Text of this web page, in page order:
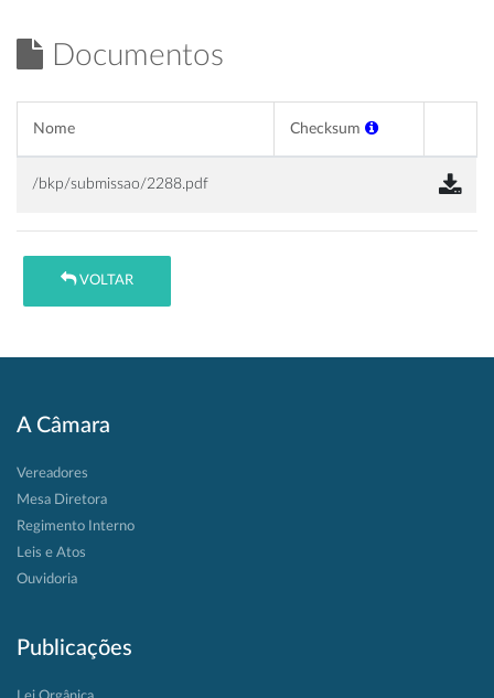
Documentos
Nome Checksum
/bkp/submissao/2288.pdf
VOLTAR
A Câmara
Vereadores
Mesa Diretora
Regimento Interno
Leis e Atos
Ouvidoria
Publicações